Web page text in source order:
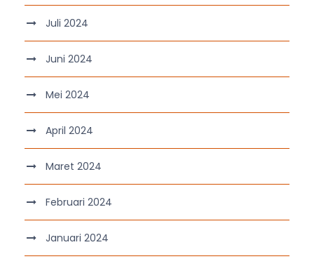
Juli 2024
Juni 2024
Mei 2024
April 2024
Maret 2024
Februari 2024
Januari 2024